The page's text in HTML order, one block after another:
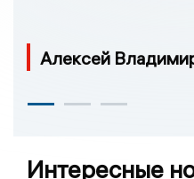
Алексей
Интересные